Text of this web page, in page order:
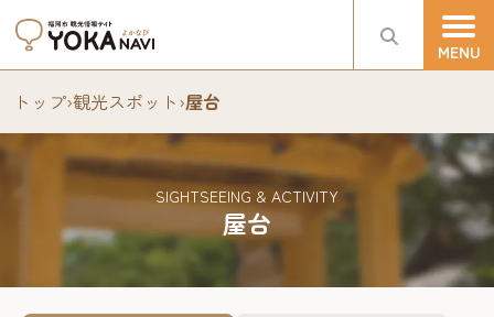
トップ›観光スポット›屋台
屋台
SIGHTSEEING & ACTIVITY